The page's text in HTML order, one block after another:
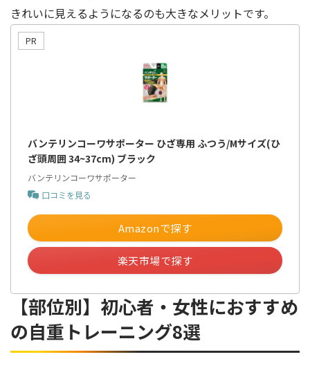
きれいに見えるようになるのも大きなメリットです。
バンテリンコーワサポーター ひざ専用 ふつう/Mサイズ(ひ
ざ頭周囲 34~37cm) ブラック
バンテリンコーワサポーター
口コミを見る
Amazonで探す
楽天市場で探す
【部位別】初心者・女性におすすめ
の自重トレーニング8選